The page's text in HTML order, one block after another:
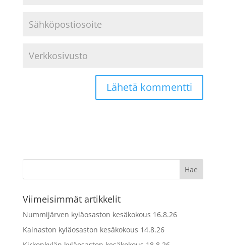
Viimeisimmät artikkelit
Nummijärven kyläosaston kesäkokous 16.8.26
Kainaston kyläosaston kesäkokous 14.8.26